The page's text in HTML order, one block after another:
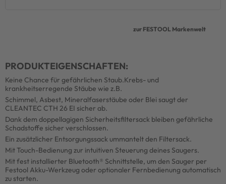
zur FESTOOL Markenwelt
PRODUKTEIGENSCHAFTEN:
Keine Chance für gefährlichen Staub.Krebs- und
krankheitserregende Stäube wie z.B.
Schimmel, Asbest, Mineralfaserstäube oder Blei saugt der
CLEANTEC CTH 26 EI sicher ab.
Dank dem doppellagigen Sicherheitsfiltersack bleiben gefährliche
Schadstoffe sicher verschlossen.
Ein zusätzlicher Entsorgungssack ummantelt den Filtersack.
Mit Touch-Bedienung zur intuitiven Steuerung deines Saugers.
Mit fest installierter Bluetooth® Schnittstelle, um den Sauger per
Festool Akku-Werkzeug oder optionaler Fernbedienung automatisch
zu starten.